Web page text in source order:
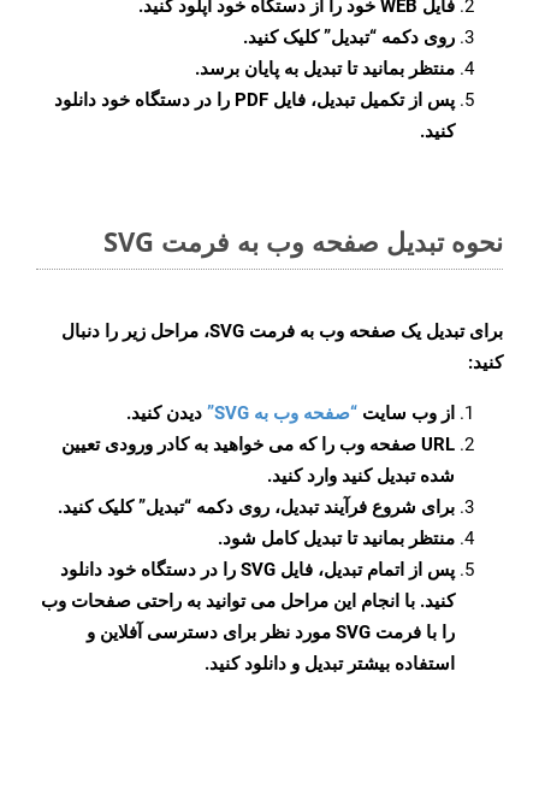
فایل WEB خود را از دستگاه خود آپلود کنید.
روی دکمه “تبدیل”کلیک کنید.
منتظر بمانید تا تبدیل به پایان برسد.
پس از تکمیل تبدیل، فایل PDF را در دستگاه خود دانلود
کنید.
نحوه تبدیل صفحه وب به فرمت SVG
برای تبدیل یک صفحه وب به فرمت SVG، مراحل زیر را دنبال
کنید:
از وب سایت “صفحه وب به SVG”
دیدن کنید.
URL صفحه وب را که می خواهید به کادر ورودی تعیین
شده تبدیل کنید وارد کنید.
برای شروع فرآیند تبدیل، روی دکمه “تبدیل” کلیک کنید.
منتظر بمانید تا تبدیل کامل شود.
پس از اتمام تبدیل، فایل SVG را در دستگاه خود دانلود
کنید. با انجام این مراحل می توانید به راحتی صفحات وب
را با فرمت SVG مورد نظر برای دسترسی آفلاین و
استفاده بیشتر تبدیل و دانلود کنید.